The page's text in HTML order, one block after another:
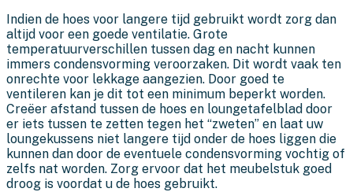
Indien de hoes voor langere tijd gebruikt wordt zorg dan
altijd voor een goede ventilatie. Grote
temperatuurverschillen tussen dag en nacht kunnen
immers condensvorming veroorzaken. Dit wordt vaak ten
onrechte voor lekkage aangezien. Door goed te
ventileren kan je dit tot een minimum beperkt worden.
Creëer afstand tussen de hoes en loungetafelblad door
er iets tussen te zetten tegen het “zweten” en laat uw
loungekussens niet langere tijd onder de hoes liggen die
kunnen dan door de eventuele condensvorming vochtig of
zelfs nat worden. Zorg ervoor dat het meubelstuk goed
droog is voordat u de hoes gebruikt.